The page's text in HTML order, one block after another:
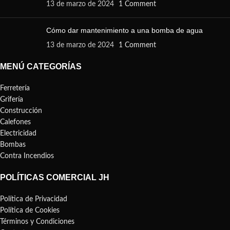
13 de marzo de 2024 1 Comment
Cómo dar mantenimiento a una bomba de agua
13 de marzo de 2024 1 Comment
MENÚ CATEGORÍAS
Ferretería
Grifería
Construcción
Calefones
Electricidad
Bombas
Contra Incendios
POLÍTICAS COMERCIAL JH
Política de Privacidad
Política de Cookies
Términos y Condiciones